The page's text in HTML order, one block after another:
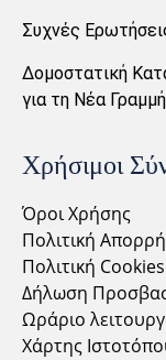
Συχνές
Δομοστατική
για τη Νέα
Χρήσιμοι
Όροι Χρήσης
Πολιτική
Πολιτική Cookies
Δήλωση
Ωράριο
Χάρτης